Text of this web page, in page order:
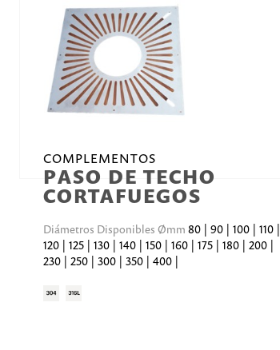
COMPLEMENTOS
PASO DE TECHO
CORTAFUEGOS
Diámetros Disponibles Ømm80 | 90 | 100 | 110 |
120 | 125 | 130 | 140 | 150 | 160 | 175 | 180 | 200 |
230 | 250 | 300 | 350 | 400 |